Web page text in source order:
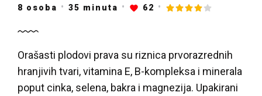
8 osoba 35 minuta 62
Orašasti plodovi prava su riznica prvorazrednih
hranjivih tvari, vitamina E, B-kompleksa i minerala
poput cinka, selena, bakra i magnezija. Upakirani